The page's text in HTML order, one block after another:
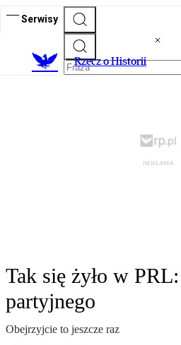
Serwisy
Rzecz o Historii
Tak się żyło w
partyjnego
Obejrzyjcie to jeszcze raz